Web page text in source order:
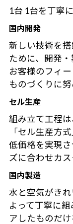
1台 1台を丁寧
国内開発
新しい技術を
ために、開発・
お客様のフィ
ものづくりに努
セル生産
組み立て工程
「セル生産方式
低価格を実現
ズに合わせカ
国内製造
水と空気がき
よって丁寧に
アしたものだけ